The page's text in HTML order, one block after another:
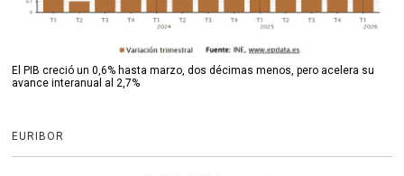
El PIB creció un 0,6% hasta marzo, dos décimas menos, pero acelera su
avance interanual al 2,7%
EURIBOR